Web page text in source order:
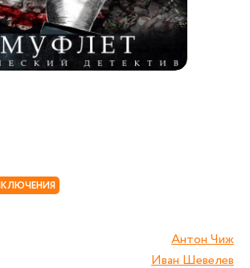
Антон Чиж
Иван Шевелев